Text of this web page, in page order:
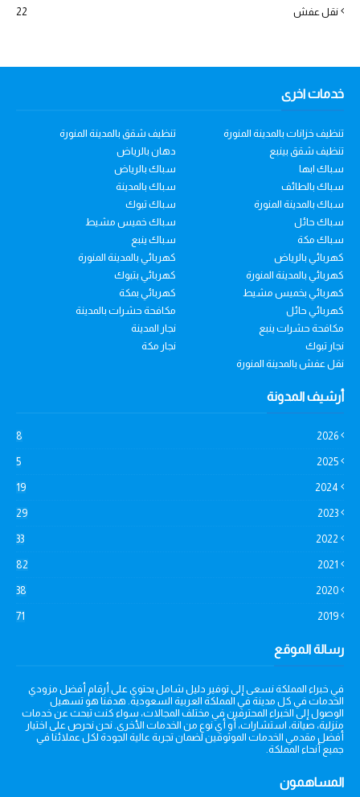
نقل عفش 22
خدمات اخرى
تنظيف خزانات بالمدينة المنورة
تنظيف شقق بالمدينة المنورة
تنظيف شقق بينبع
دهان بالرياض
سباك ابها
سباك بالرياض
سباك بالطائف
سباك بالمدينة
سباك بالمدينة المنورة
سباك تبوك
سباك حائل
سباك خميس مشيط
سباك مكة
سباك ينبع
كهربائي بالرياض
كهربائي بالمدينة المنورة
كهربائي بالمدينة المنورة
كهربائي بتبوك
كهربائي بخميس مشيط
كهربائي بمكة
كهربائي حائل
مكافحة حشرات بالمدينة
مكافحة حشرات ينبع
نجار المدينة
نجار تبوك
نجار مكة
نقل عفش بالمدينة المنورة
أرشيف المدونة
2026
8
2025
5
2024
19
2023
29
2022
33
2021
82
2020
38
2019
71
رسالة الموقع
في خبراء المملكة نسعى إلى توفير دليل شامل يحتوي على أرقام أفضل مزودي
الخدمات في كل مدينة في المملكة العربية السعودية. هدفنا هو تسهيل
الوصول إلى الخبراء المحترفين في مختلف المجالات، سواء كنت تبحث عن خدمات
منزلية، صيانة، استشارات، أو أي نوع من الخدمات الأخرى. نحن نحرص على اختيار
أفضل مقدمي الخدمات الموثوقين لضمان تجربة عالية الجودة لكل عملائنا في
جميع أنحاء المملكة.
المساهمون